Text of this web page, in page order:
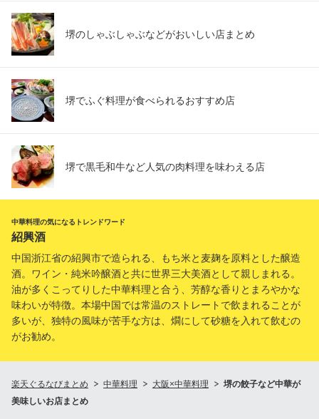
堺のしゃぶしゃぶなどがおいしい店まとめ
堺でふぐ料理が食べられるおすすめ店
堺で黒毛和牛など人気の肉料理を味わえる店
中華料理の気になるトレンドワード
紹興酒
中国浙江省の紹興市で造られる、もち米と麦麹を原料とした醸造
酒。ワイン・純米吟醸酒と共に世界三大美酒として親しまれる。
油が多くこってりした中華料理と合う、芳醇な香りとまろやかな
味わいが特徴。本場中国では常温のストレートで飲まれることが
多いが、独特の風味が苦手な方は、燗にして砂糖を入れて飲むの
がお勧め。
楽天ぐるなびまとめ 中華料理 大阪×中華料理
堺の餃子など中華が
美味しいお店まとめ